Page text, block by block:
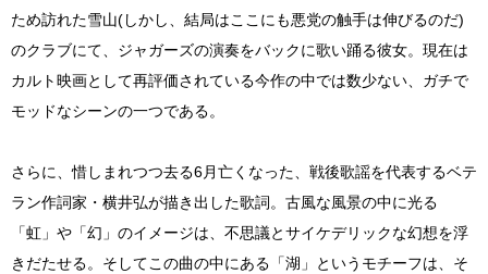
ため訪れた雪山(しかし、結局はここにも悪党の触手は伸びるのだ)
のクラブにて、ジャガーズの演奏をバックに歌い踊る彼女。現在は
カルト映画として再評価されている今作の中では数少ない、ガチで
モッドなシーンの一つである。
さらに、惜しまれつつ去る6月亡くなった、戦後歌謡を代表するベテ
ラン作詞家・横井弘が描き出した歌詞。古風な風景の中に光る
「虹」や「幻」のイメージは、不思議とサイケデリックな幻想を浮
きだたせる。そしてこの曲の中にある「湖」というモチーフは、そ